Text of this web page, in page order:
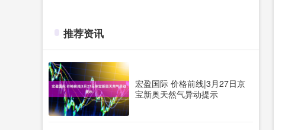
推荐资讯
宏盈国际 价格前线|3月27日京
宝新奥天然气异动提示